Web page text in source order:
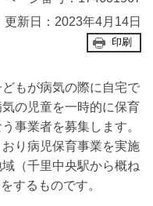
更新日：2023年4月14日
印刷
もが病気の際に自宅で
の児童を一時的に保育
事業者を募集します。
り病児保育事業を実施
（千里中央駅から概ね
するものです。